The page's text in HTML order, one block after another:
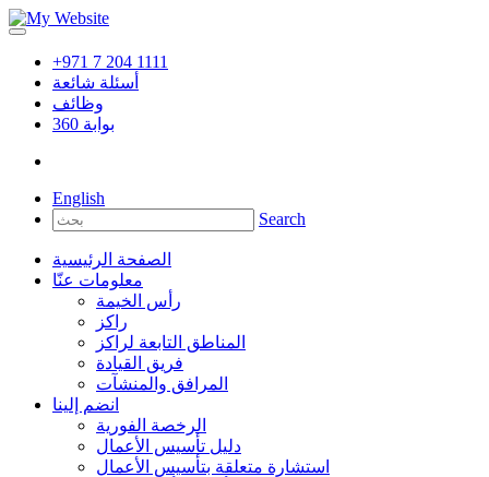
+971 7 204 1111
أسئلة شائعة
وظائف
360 بوابة
English
Search
الصفحة الرئيسية
معلومات عنّا
رأس الخيمة
راكز
المناطق التابعة لراكز
فريق القيادة
المرافق والمنشآت
انضم إلينا
الرخصة الفورية
دليل تأسيس الأعمال
استشارة متعلقة بتأسيس الأعمال